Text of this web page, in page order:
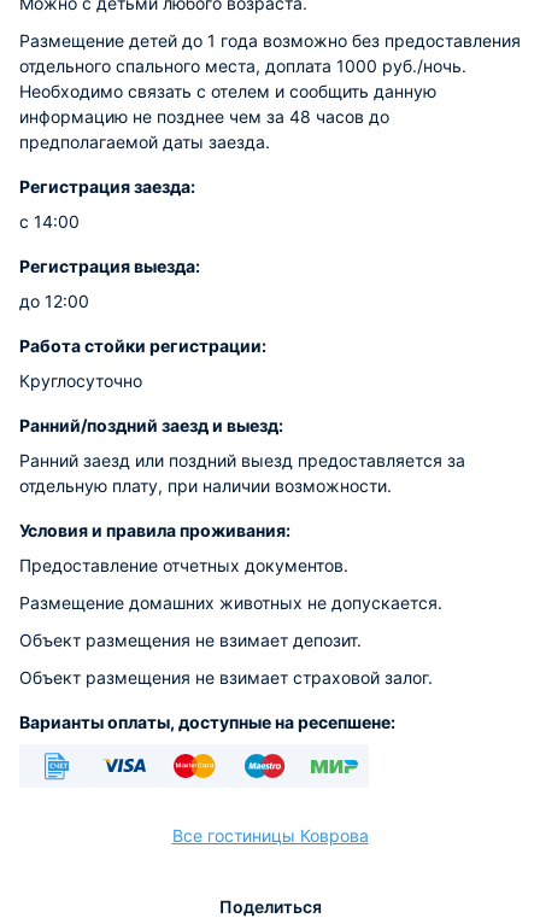
Размещение детей до 1 года возможно без предоставления
отдельного спального места, доплата 1000 руб./ночь.
Необходимо связать с отелем и сообщить данную
информацию не позднее чем за 48 часов до
предполагаемой даты заезда.
Регистрация заезда:
с 14:00
Регистрация выезда:
до 12:00
Работа стойки регистрации:
Круглосуточно
Ранний/поздний заезд и выезд:
Ранний заезд или поздний выезд предоставляется за
отдельную плату, при наличии возможности.
Условия и правила проживания:
Предоставление отчетных документов.
Размещение домашних животных не допускается.
Объект размещения не взимает депозит.
Объект размещения не взимает страховой залог.
Варианты оплаты, доступные на ресепшене:
Все гостиницы Коврова
Поделиться